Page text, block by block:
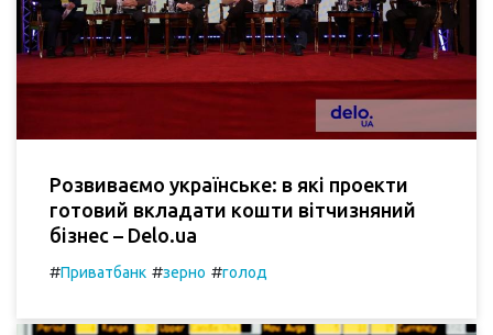
Розвиваємо українське: в які проекти
готовий вкладати кошти вітчизняний
бізнес – Delo.ua
#Приватбанк #зерно #голод